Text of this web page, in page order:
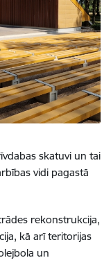
skatuvi un tai
vidi pagastā
rekonstrukcija,
kā arī teritorijas
un